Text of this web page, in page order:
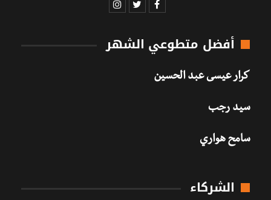
أفضل متطوعي الشهر
كرار عيسى عبد الحسين
سيد رجب
سامح هواري
الشركاء